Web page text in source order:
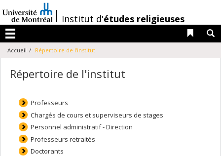
au
contenu
/Institut d'études religieuses
Menu
Liens
Accueil Répertoire de l'institut
Répertoire de l'institut
Professeurs
Chargés de cours et superviseurs de stages
Personnel administratif - Direction
Professeurs retraités
Doctorants